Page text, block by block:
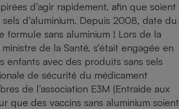
d’agir rapidement, afin que soient
d’aluminium. Depuis 2008, date du
formule sans aluminium ! Lors de la
de la Santé, s’était engagée en
avec des produits sans sels
de sécurité du médicament
de l’association E3M (Entraide aux
que des vaccins sans aluminium soient
- Comment choisir une
Lave-vaisselle
Ordinateur portable
Poêle à granulés
Crème solaire